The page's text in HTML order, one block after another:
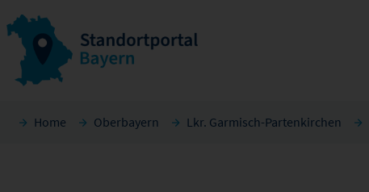
Home Oberbayern Lkr. Garmisch-Partenkirchen